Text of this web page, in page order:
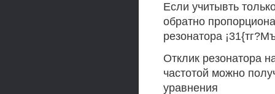
Если учитывть
обратно
резонатора
Отклик резонатора
частотой можно
уравнения